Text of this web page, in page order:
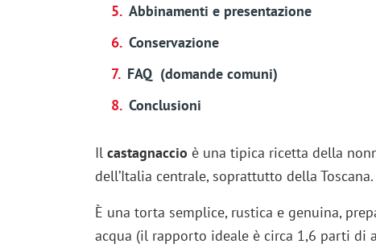
Abbinamenti e presentazione
Conservazione
FAQ (domande comuni)
Conclusioni
Il castagnaccio è una tipica ricetta della
dell’Italia centrale, soprattutto della Toscana.
È una torta semplice, rustica e genuina,
acqua (il rapporto ideale è circa 1,6 parti di